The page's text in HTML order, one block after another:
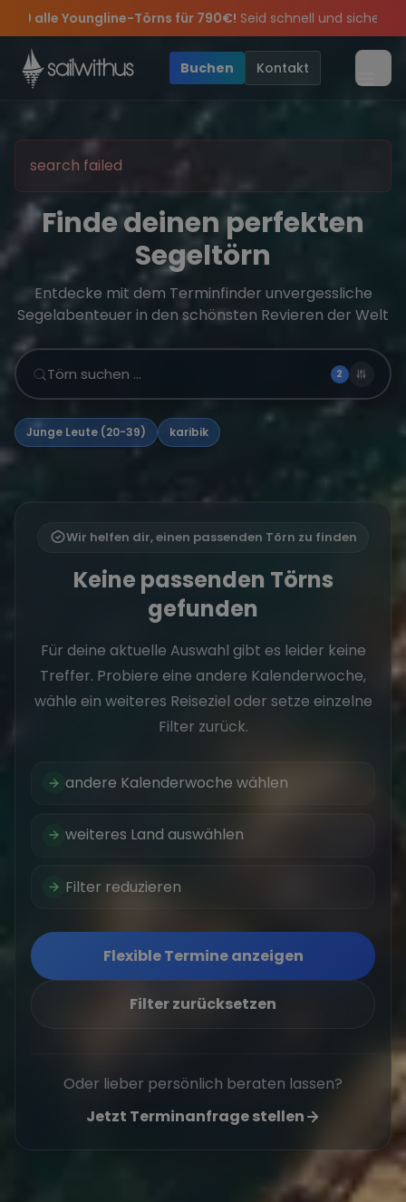
Skip to content
alle Youngline-Törns für 790€!Seid schnell und sichert
Sichere Dir jetztDein Meilenbuch und Deine sailwithus-
Tippsund exklusive Angebote mehr Sowie20€ Rabatt
Saison war legendär – wir feiern die Törns, die Crew und die
Buchen
Kontakt
search failed
Finde deinen perfekten
Segeltörn
Entdecke mit dem Terminfinder unvergessliche
Segelabenteuer in den schönsten Revieren der Welt
Törn suchen … 2
Junge Leute (20-39) karibik
Wir helfen dir, einen passenden Törn zu finden
Keine passenden Törns
gefunden
Für deine aktuelle Auswahl gibt es leider keine
Treffer. Probiere eine andere Kalenderwoche,
wähle ein weiteres Reiseziel oder setze einzelne
Filter zurück.
andere Kalenderwoche wählen
weiteres Land auswählen
Filter reduzieren
Flexible Termine anzeigen
Filter zurücksetzen
Oder lieber persönlich beraten lassen?
Jetzt Terminanfrage stellen